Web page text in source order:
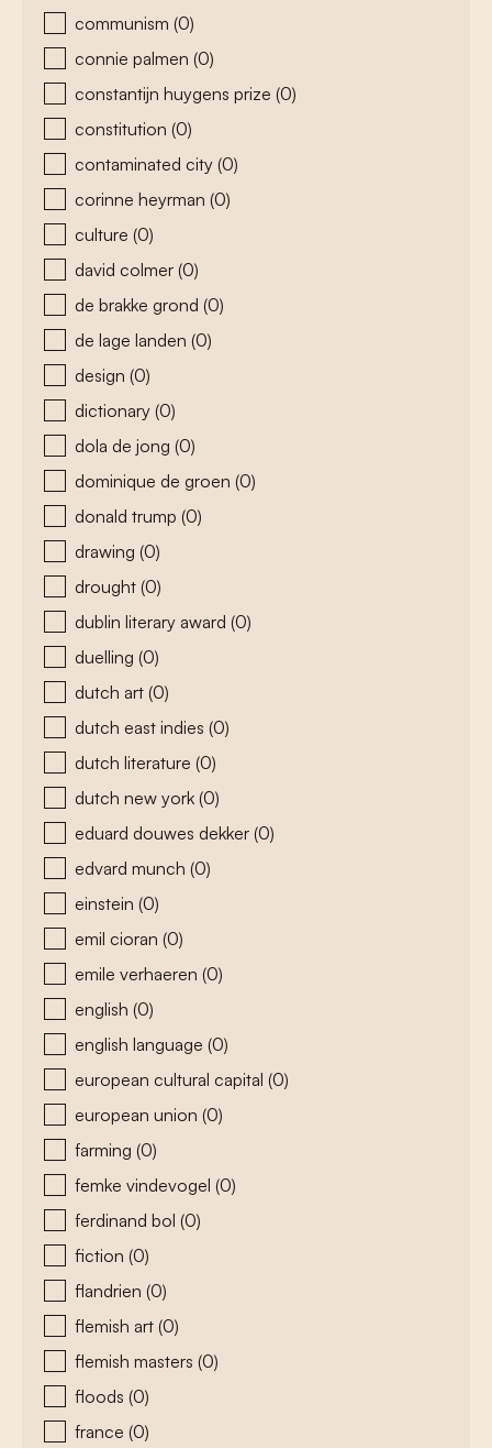
communism (0)
connie palmen (0)
constantijn huygens prize (0)
constitution (0)
contaminated city (0)
corinne heyrman (0)
culture (0)
david colmer (0)
de brakke grond (0)
de lage landen (0)
design (0)
dictionary (0)
dola de jong (0)
dominique de groen (0)
donald trump (0)
drawing (0)
drought (0)
dublin literary award (0)
duelling (0)
dutch art (0)
dutch east indies (0)
dutch literature (0)
dutch new york (0)
eduard douwes dekker (0)
edvard munch (0)
einstein (0)
emil cioran (0)
emile verhaeren (0)
english (0)
english language (0)
european cultural capital (0)
european union (0)
farming (0)
femke vindevogel (0)
ferdinand bol (0)
fiction (0)
flandrien (0)
flemish art (0)
flemish masters (0)
floods (0)
france (0)